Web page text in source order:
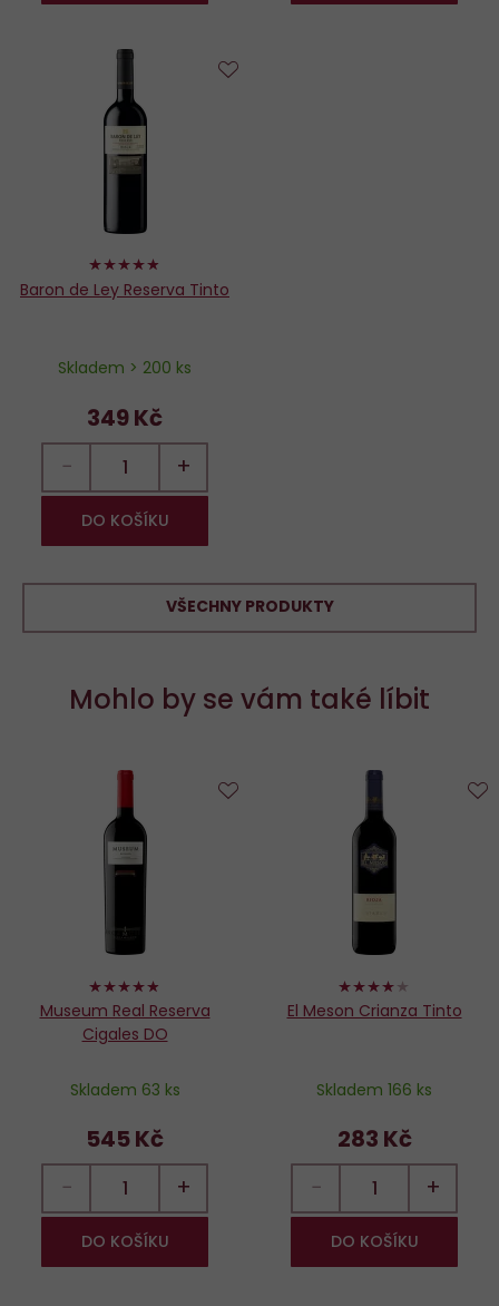
96%
Baron de Ley Reserva Tinto
Skladem > 200 ks
349 Kč
− +
DO KOŠÍKU
VŠECHNY PRODUKTY
Mohlo by se vám také líbit
96%
Museum Real Reserva
Cigales DO
Skladem 63 ks
545 Kč
− +
DO KOŠÍKU
78%
El Meson Crianza Tinto
Skladem 166 ks
283 Kč
− +
DO KOŠÍKU